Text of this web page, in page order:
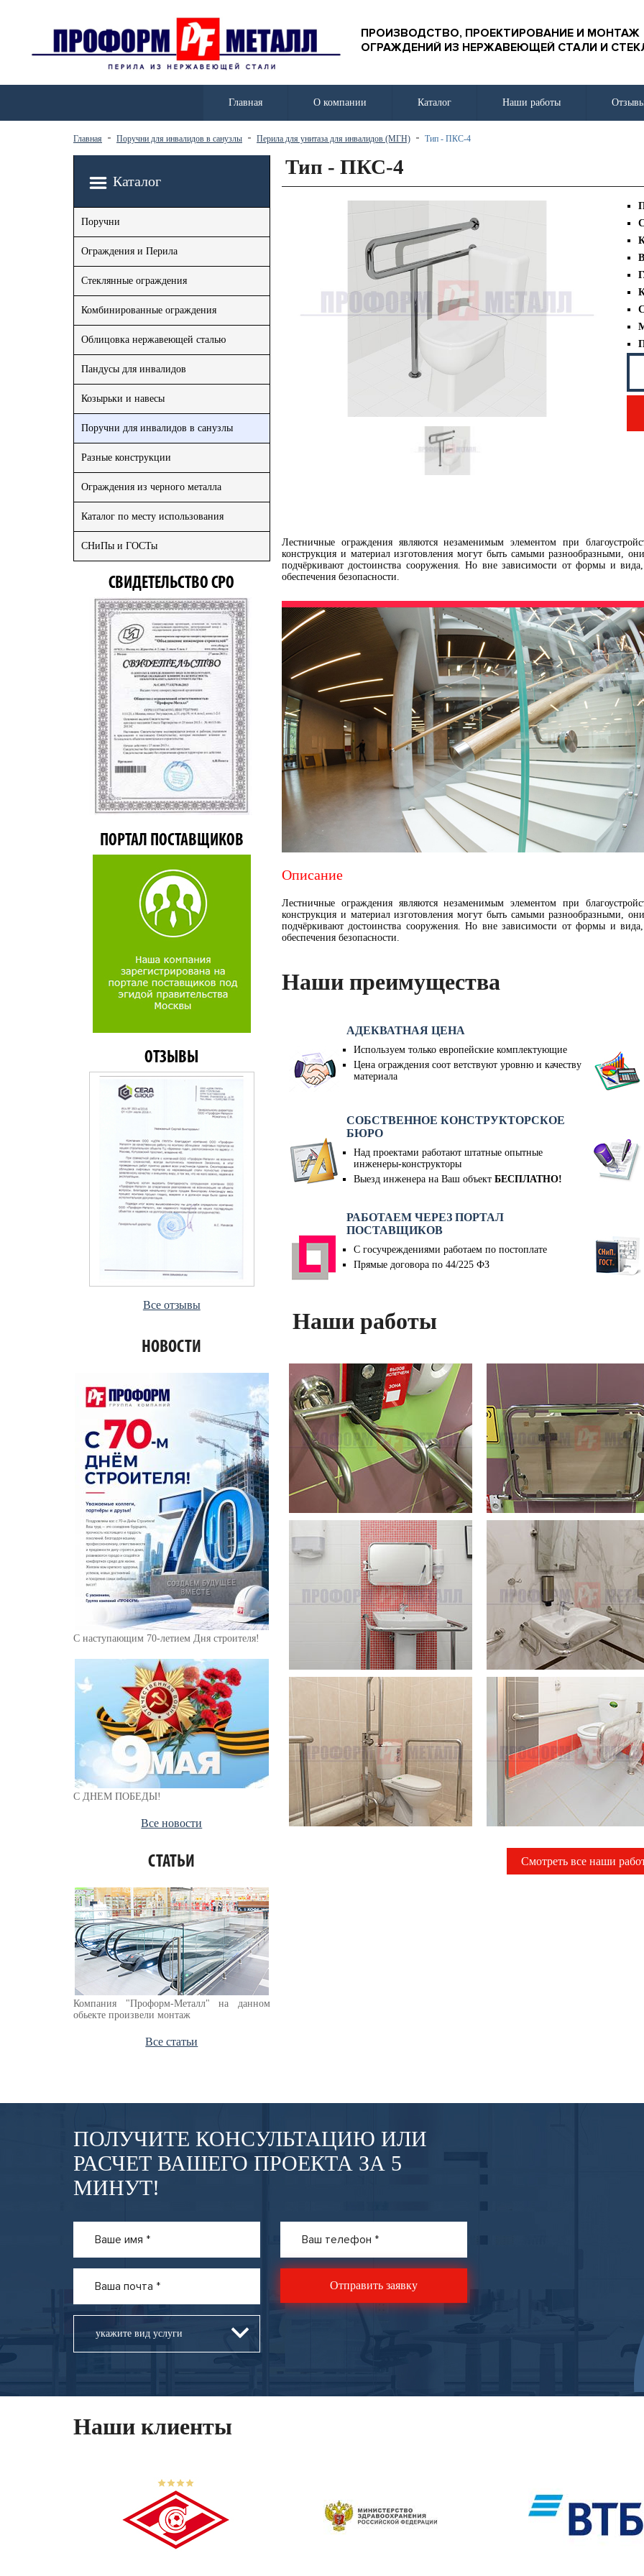
ПРОИЗВОДСТВО, ПРОЕКТИРОВАНИЕ И МОНТАЖ
ОГРАЖДЕНИЙ ИЗ НЕРЖАВЕЮЩЕЙ СТАЛИ И
Главная О компании Каталог Наши работы
Главная Поручни для инвалидов в санузлы Перила для унитаза для инвалидов (МГН) Тип - ПКС-4
Каталог
Поручни
Ограждения и Перила
Стеклянные ограждения
Комбинированные ограждения
Облицовка нержавеющей сталью
Пандусы для инвалидов
Козырьки и навесы
Поручни для инвалидов в санузлы
Разные конструкции
Ограждения из черного металла
Каталог по месту использования
СНиПы и ГОСТы
СВИДЕТЕЛЬСТВО СРО
ПОРТАЛ ПОСТАВЩИКОВ
ОТЗЫВЫ
Все отзывы
НОВОСТИ
С наступающим 70-летием Дня строителя!
С ДНЕМ ПОБЕДЫ!
Все новости
СТАТЬИ
Компания "Проформ-Металл" на данном
обьекте произвели монтаж
Все статьи
Тип - ПКС-4
Лестничные ограждения являются незаменимым элементом при
конструкция и материал изготовления могут быть самыми разнообразными,
подчёркивают достоинства сооружения. Но вне зависимости от формы и
обеспечения безопасности.
Описание
Лестничные ограждения являются незаменимым элементом при
конструкция и материал изготовления могут быть самыми разнообразными,
подчёркивают достоинства сооружения. Но вне зависимости от формы и
обеспечения безопасности.
Наши преимущества
АДЕКВАТНАЯ ЦЕНА
Используем только европейские комплектующие
Цена ограждения соот ветствуют уровню и качеству
материала
СОБСТВЕННОЕ КОНСТРУКТОРСКОЕ
БЮРО
Над проектами работают штатные опытные
инженеры-конструкторы
Выезд инженера на Ваш объект БЕСПЛАТНО!
РАБОТАЕМ ЧЕРЕЗ ПОРТАЛ
ПОСТАВЩИКОВ
С госучреждениями работаем по постоплате
Прямые договора по 44/225 ФЗ
Наши работы
Смотреть все наши
ПОЛУЧИТЕ КОНСУЛЬТАЦИЮ ИЛИ
РАСЧЕТ ВАШЕГО ПРОЕКТА ЗА 5
МИНУТ!
укажите вид услуги
Наши клиенты